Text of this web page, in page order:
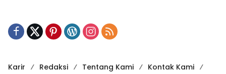
Karir Redaksi Tentang Kami Kontak Kami